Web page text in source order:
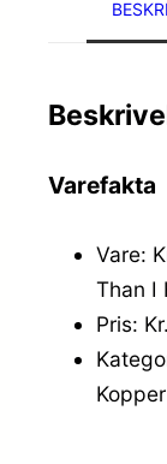
Varefakta
Vare:
Than I
Pris: